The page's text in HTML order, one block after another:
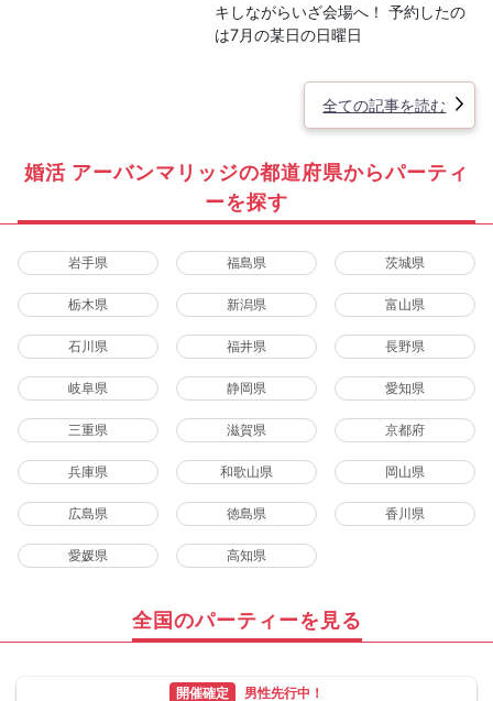
キしながらいざ会場へ！ 予約したの
は7月の某日の日曜日
全ての記事を読む
婚活 アーバンマリッジの都道府県からパーティ
ーを探す
岩手県 福島県 茨城県
栃木県 新潟県 富山県
石川県 福井県 長野県
岐阜県 静岡県 愛知県
三重県 滋賀県 京都府
兵庫県 和歌山県 岡山県
広島県 徳島県 香川県
愛媛県 高知県
全国のパーティーを見る
開催確定 男性先行中！